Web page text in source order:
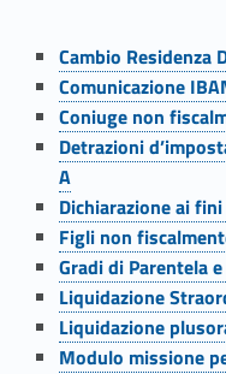
M
o
d
u
l
i
s
Link identifier #identifier__4703-1
Cambio Residenza
Link identifier #identifier__10273-2
Comunicazione
Link identifier #identifier__174693-3
Coniuge non
Link identifier #identifier__12359-4
Detrazioni
A
Link identifier #identifier__49424-5
Dichiarazione ai
Link identifier #identifier__48816-6
Figli non
Link identifier #identifier__198353-7
Gradi di Parentela
Link identifier #identifier__133200-8
Liquidazione
Link identifier #identifier__186882-9
Liquidazione
Link identifier #identifier__18369-10
Modulo missione